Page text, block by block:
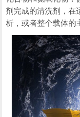
剂完成的清洗剂，在
析，或者整个载体的